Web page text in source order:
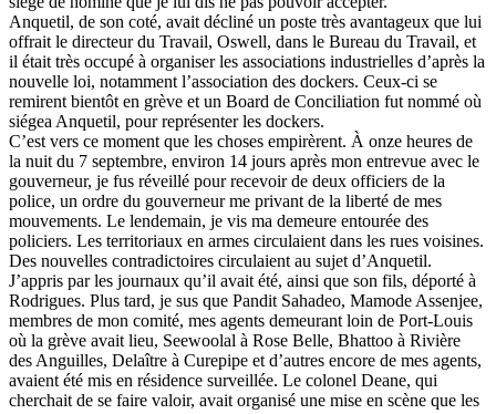
Anquetil, de son coté, avait décliné un poste très avantageux que lui
offrait le directeur du Travail, Oswell, dans le Bureau du Travail, et
il était très occupé à organiser les associations industrielles d’après la
nouvelle loi, notamment l’association des dockers. Ceux-ci se
remirent bientôt en grève et un Board de Conciliation fut nommé où
siégea Anquetil, pour représenter les dockers.
C’est vers ce moment que les choses empirèrent. À onze heures de
la nuit du 7 septembre, environ 14 jours après mon entrevue avec le
gouverneur, je fus réveillé pour recevoir de deux officiers de la
police, un ordre du gouverneur me privant de la liberté de mes
mouvements. Le lendemain, je vis ma demeure entourée des
policiers. Les territoriaux en armes circulaient dans les rues voisines.
Des nouvelles contradictoires circulaient au sujet d’Anquetil.
J’appris par les journaux qu’il avait été, ainsi que son fils, déporté à
Rodrigues. Plus tard, je sus que Pandit Sahadeo, Mamode Assenjee,
membres de mon comité, mes agents demeurant loin de Port-Louis
où la grève avait lieu, Seewoolal à Rose Belle, Bhattoo à Rivière
des Anguilles, Delaître à Curepipe et d’autres encore de mes agents,
avaient été mis en résidence surveillée. Le colonel Deane, qui
cherchait de se faire valoir, avait organisé une mise en scène que les